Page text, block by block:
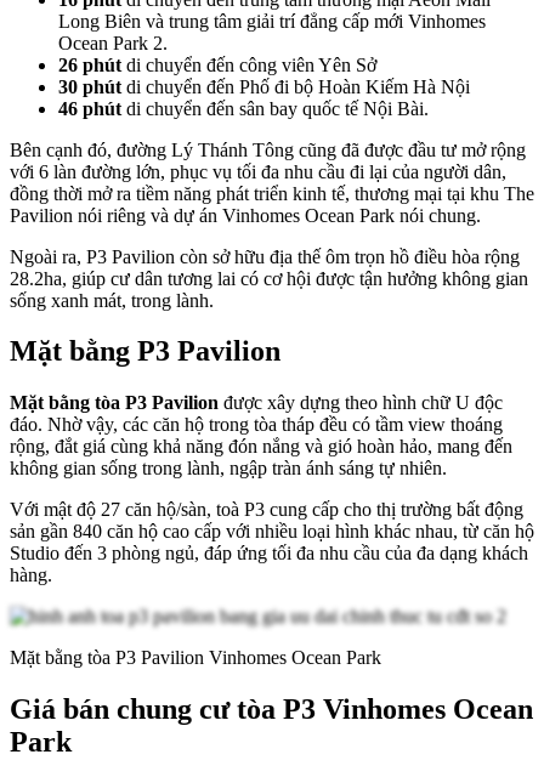
Long Biên và trung tâm giải trí đẳng cấp mới Vinhomes
Ocean Park 2.
26 phút di chuyển đến công viên Yên Sở
30 phút di chuyển đến Phố đi bộ Hoàn Kiếm Hà Nội
46 phút di chuyển đến sân bay quốc tế Nội Bài.
Bên cạnh đó, đường Lý Thánh Tông cũng đã được đầu tư mở rộng
với 6 làn đường lớn, phục vụ tối đa nhu cầu đi lại của người dân,
đồng thời mở ra tiềm năng phát triển kinh tế, thương mại tại khu The
Pavilion nói riêng và dự án Vinhomes Ocean Park nói chung.
Ngoài ra, P3 Pavilion còn sở hữu địa thế ôm trọn hồ điều hòa rộng
28.2ha, giúp cư dân tương lai có cơ hội được tận hưởng không gian
sống xanh mát, trong lành.
Mặt bằng P3 Pavilion
Mặt bằng tòa P3 Pavilion được xây dựng theo hình chữ U độc
đáo. Nhờ vậy, các căn hộ trong tòa tháp đều có tầm view thoáng
rộng, đắt giá cùng khả năng đón nắng và gió hoàn hảo, mang đến
không gian sống trong lành, ngập tràn ánh sáng tự nhiên.
Với mật độ 27 căn hộ/sàn, toà P3 cung cấp cho thị trường bất động
sản gần 840 căn hộ cao cấp với nhiều loại hình khác nhau, từ căn hộ
Studio đến 3 phòng ngủ, đáp ứng tối đa nhu cầu của đa dạng khách
hàng.
Mặt bằng tòa P3 Pavilion Vinhomes Ocean Park
Giá bán chung cư tòa P3 Vinhomes Ocean
Park